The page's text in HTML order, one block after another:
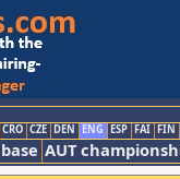
CRO CZE DEN ENG ESP FAI FIN
AUT